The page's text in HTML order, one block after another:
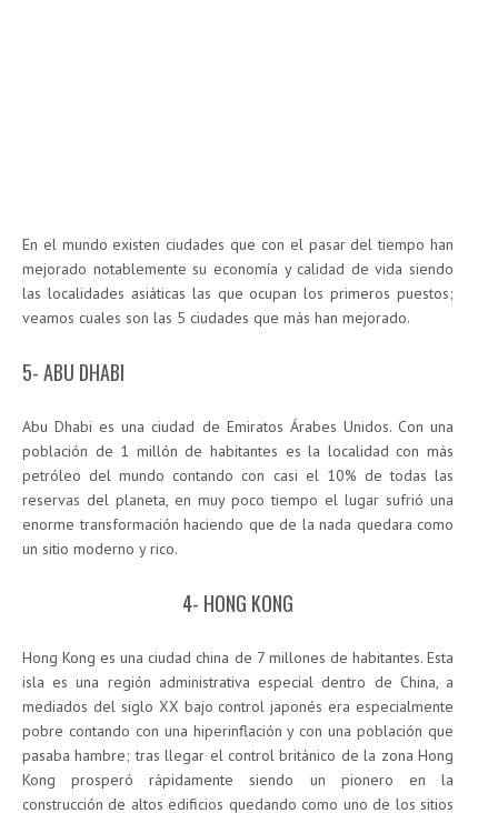
En el mundo existen ciudades que con el pasar del tiempo han
mejorado notablemente su economía y calidad de vida siendo
las localidades asiáticas las que ocupan los primeros puestos;
veamos cuales son las 5 ciudades que más han mejorado.
5- ABU DHABI
Abu Dhabi es una ciudad de Emiratos Árabes Unidos. Con una
población de 1 millón de habitantes es la localidad con más
petróleo del mundo contando con casi el 10% de todas las
reservas del planeta, en muy poco tiempo el lugar sufrió una
enorme transformación haciendo que de la nada quedara como
un sitio moderno y rico.
4- HONG KONG
Hong Kong es una ciudad china de 7 millones de habitantes. Esta
isla es una región administrativa especial dentro de China, a
mediados del siglo XX bajo control japonés era especialmente
pobre contando con una hiperinflación y con una población que
pasaba hambre; tras llegar el control británico de la zona Hong
Kong prosperó rápidamente siendo un pionero en la
construcción de altos edificios quedando como uno de los sitios